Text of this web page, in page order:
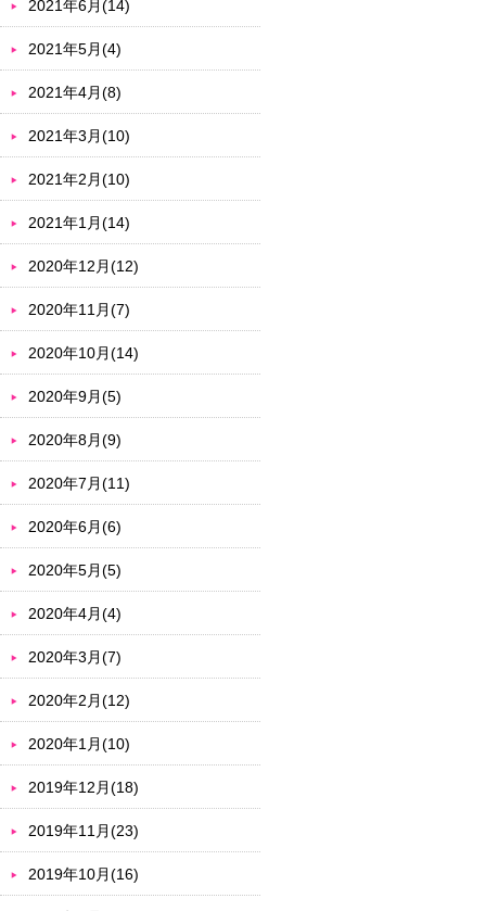
2021年6月(14)
2021年5月(4)
2021年4月(8)
2021年3月(10)
2021年2月(10)
2021年1月(14)
2020年12月(12)
2020年11月(7)
2020年10月(14)
2020年9月(5)
2020年8月(9)
2020年7月(11)
2020年6月(6)
2020年5月(5)
2020年4月(4)
2020年3月(7)
2020年2月(12)
2020年1月(10)
2019年12月(18)
2019年11月(23)
2019年10月(16)